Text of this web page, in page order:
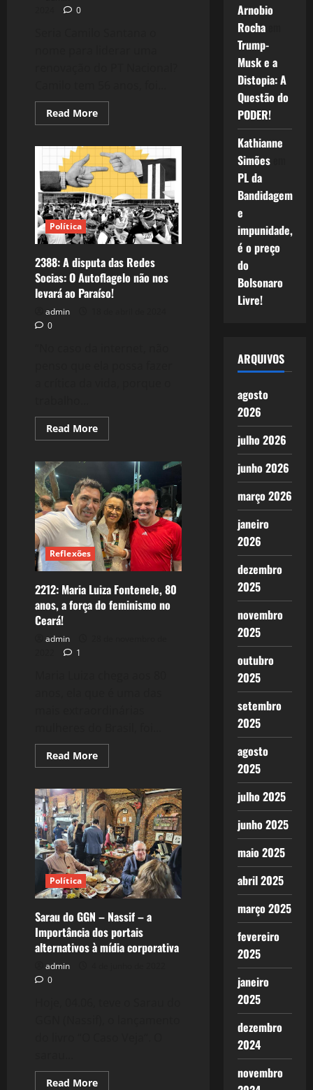
0
Read MoreRead
more
O
Fator
Camilo
Santana
e
a
Renovação
PT!
Política
2388: A disputa das Redes
Socias: O Autoflagelo não nos
levará ao Paraíso!
admin
0
Read MoreRead
more
das
Redes
Socias:
O
Autoflagelo
não
nos
levará
ao
Paraíso!
Reflexões
2212: Maria Luiza Fontenele, 80
anos, a força do feminismo no
Ceará!
admin
1
Read MoreRead
more
Maria
Luiza
Fontenele,
80
anos,
a
força
do
feminismo
no
Ceará!
Política
Sarau do GGN – Nassif – a
Importância dos portais
alternativos à mídia corporativa
admin
0
Read MoreRead
Arnobio
Rochaem
Trump-
Musk e a
Distopia: A
Questão do
PODER!
Kathianne
Simõesem
PL da
Bandidagem
e
impunidade,
é o preço
do
Bolsonaro
Livre!
ARQUIVOS
agosto
2026
julho 2026
junho 2026
março 2026
janeiro
2026
dezembro
2025
novembro
2025
outubro
2025
setembro
2025
agosto
2025
julho 2025
junho 2025
maio 2025
abril 2025
março 2025
fevereiro
2025
janeiro
2025
dezembro
2024
novembro